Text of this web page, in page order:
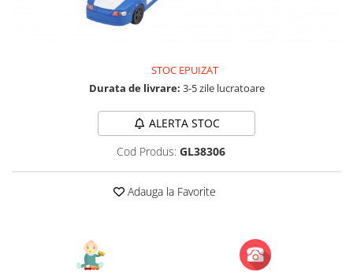
Jucarii si jocuri exterior
Kituri constructie si pictura
Machete auto Diecast
Masini, trenuri, avioane
STOC EPUIZAT
Durata de livrare: 3-5 zile lucratoare
ALERTA STOC
Cod Produs: GL38306
Adauga la Favorite